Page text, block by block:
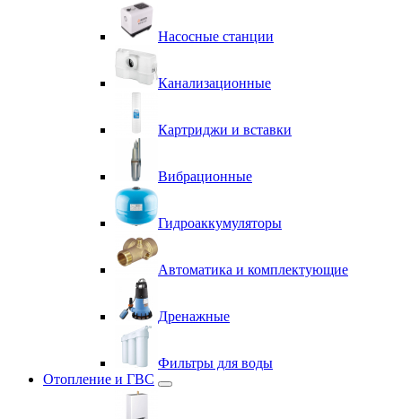
Насосные станции
Канализационные
Картриджи и вставки
Вибрационные
Гидроаккумуляторы
Автоматика и комплектующие
Дренажные
Фильтры для воды
Отопление и ГВС